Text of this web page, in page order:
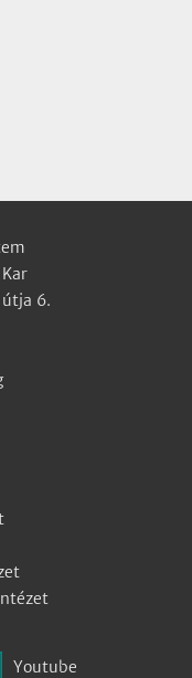
útja 6.
Youtube